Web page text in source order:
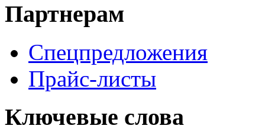
Партнерам
Спецпредложения
Прайс-листы
Ключевые слова